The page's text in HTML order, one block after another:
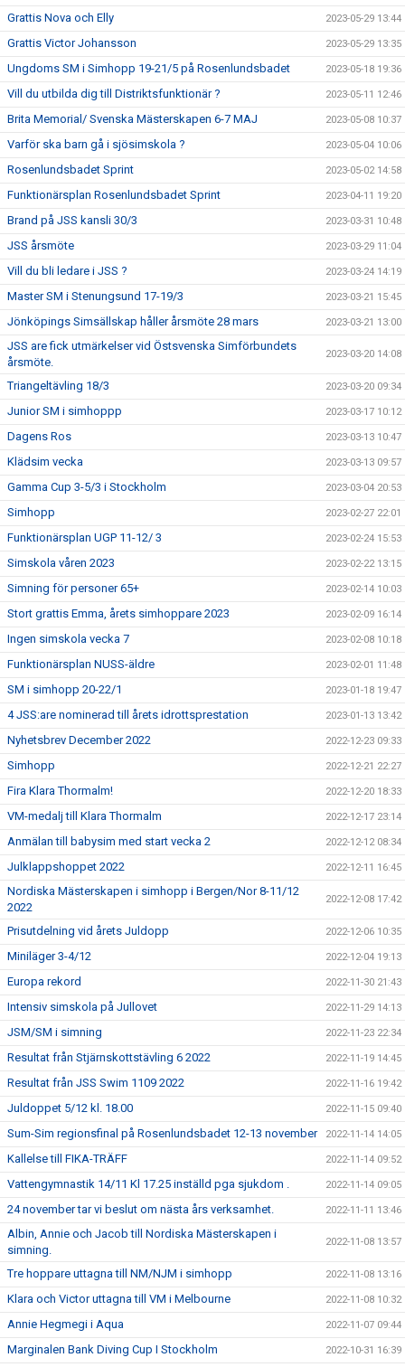
Grattis Nova och Elly 2023-05-29 13:44
Grattis Victor Johansson 2023-05-29 13:35
Ungdoms SM i Simhopp 19-21/5 på Rosenlundsbadet 2023-05-18 19:36
Vill du utbilda dig till Distriktsfunktionär ? 2023-05-11 12:46
Brita Memorial/ Svenska Mästerskapen 6-7 MAJ 2023-05-08 10:37
Varför ska barn gå i sjösimskola ? 2023-05-04 10:06
Rosenlundsbadet Sprint 2023-05-02 14:58
Funktionärsplan Rosenlundsbadet Sprint 2023-04-11 19:20
Brand på JSS kansli 30/3 2023-03-31 10:48
JSS årsmöte 2023-03-29 11:04
Vill du bli ledare i JSS ? 2023-03-24 14:19
Master SM i Stenungsund 17-19/3 2023-03-21 15:45
Jönköpings Simsällskap håller årsmöte 28 mars 2023-03-21 13:00
JSS are fick utmärkelser vid Östsvenska Simförbundets
årsmöte.
2023-03-20 14:08
Triangeltävling 18/3 2023-03-20 09:34
Junior SM i simhoppp 2023-03-17 10:12
Dagens Ros 2023-03-13 10:47
Klädsim vecka 2023-03-13 09:57
Gamma Cup 3-5/3 i Stockholm 2023-03-04 20:53
Simhopp 2023-02-27 22:01
Funktionärsplan UGP 11-12/ 3 2023-02-24 15:53
Simskola våren 2023 2023-02-22 13:15
Simning för personer 65+ 2023-02-14 10:03
Stort grattis Emma, årets simhoppare 2023 2023-02-09 16:14
Ingen simskola vecka 7 2023-02-08 10:18
Funktionärsplan NUSS-äldre 2023-02-01 11:48
SM i simhopp 20-22/1 2023-01-18 19:47
4 JSS:are nominerad till årets idrottsprestation 2023-01-13 13:42
Nyhetsbrev December 2022 2022-12-23 09:33
Simhopp 2022-12-21 22:27
Fira Klara Thormalm! 2022-12-20 18:33
VM-medalj till Klara Thormalm 2022-12-17 23:14
Anmälan till babysim med start vecka 2 2022-12-12 08:34
Julklappshoppet 2022 2022-12-11 16:45
Nordiska Mästerskapen i simhopp i Bergen/Nor 8-11/12
2022
2022-12-08 17:42
Prisutdelning vid årets Juldopp 2022-12-06 10:35
Miniläger 3-4/12 2022-12-04 19:13
Europa rekord 2022-11-30 21:43
Intensiv simskola på Jullovet 2022-11-29 14:13
JSM/SM i simning 2022-11-23 22:34
Resultat från Stjärnskottstävling 6 2022 2022-11-19 14:45
Resultat från JSS Swim 1109 2022 2022-11-16 19:42
Juldoppet 5/12 kl. 18.00 2022-11-15 09:40
Sum-Sim regionsfinal på Rosenlundsbadet 12-13 november 2022-11-14 14:05
Kallelse till FIKA-TRÄFF 2022-11-14 09:52
Vattengymnastik 14/11 Kl 17.25 inställd pga sjukdom . 2022-11-14 09:05
24 november tar vi beslut om nästa års verksamhet. 2022-11-11 13:46
Albin, Annie och Jacob till Nordiska Mästerskapen i
simning.
2022-11-08 13:57
Tre hoppare uttagna till NM/NJM i simhopp 2022-11-08 13:16
Klara och Victor uttagna till VM i Melbourne 2022-11-08 10:32
Annie Hegmegi i Aqua 2022-11-07 09:44
Marginalen Bank Diving Cup I Stockholm 2022-10-31 16:39